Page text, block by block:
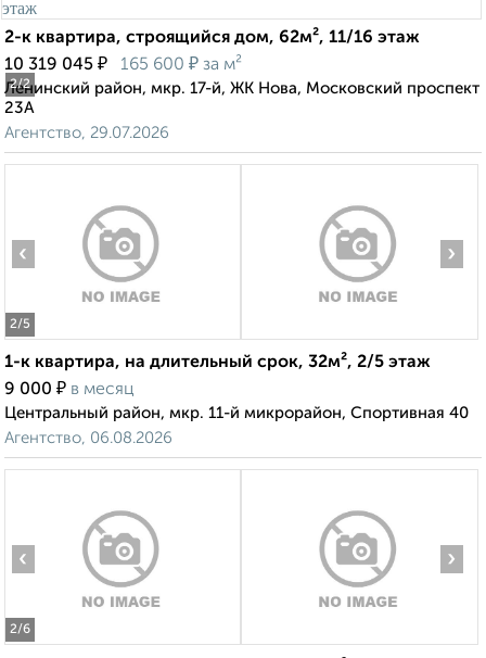
2/2
2-к квартира, строящийся дом, 62м², 11/16 этаж
10 319 045 ₽ 165 600 ₽ за м²
Ленинский район, мкр. 17-й, ЖК Нова, Московский проспект
23А
Агентство, 29.07.2026
2/5
‹ ›
1-к квартира, на длительный срок, 32м², 2/5 этаж
9 000 ₽ в месяц
Центральный район, мкр. 11-й микрорайон, Спортивная 40
Агентство, 06.08.2026
2/6
‹ ›